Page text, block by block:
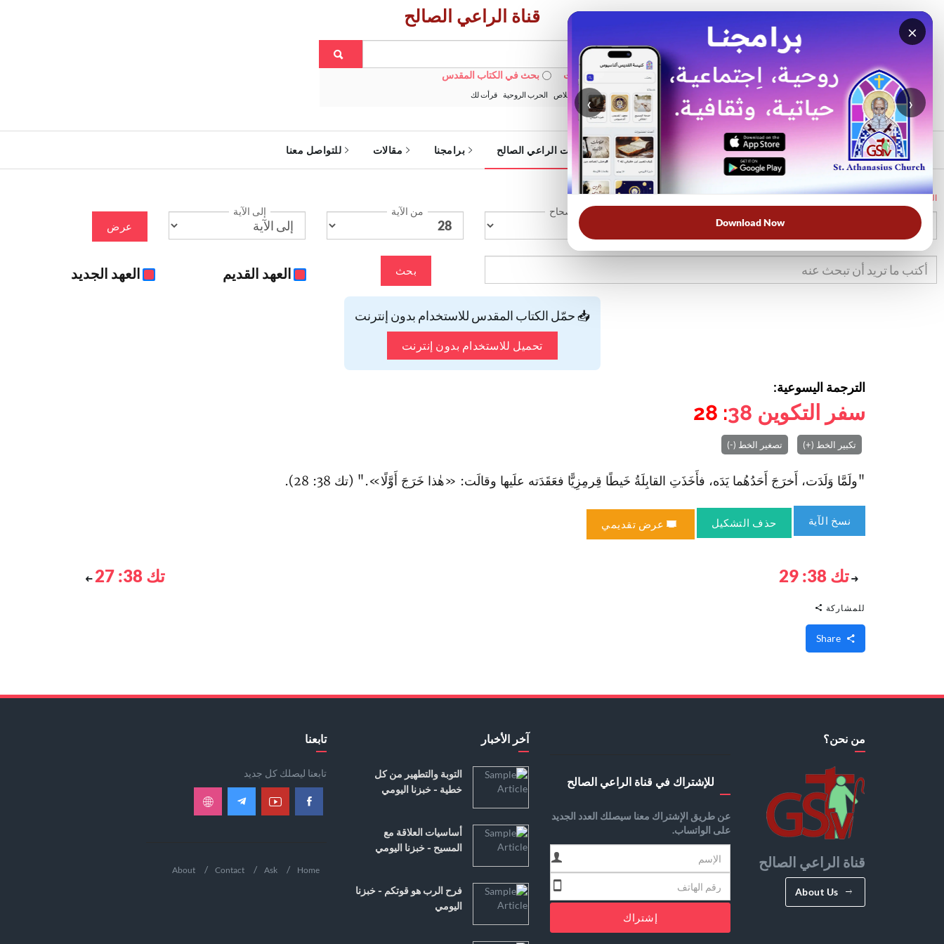
×
‹ ›
Download Now
قناة الراعي الصالح
بحث في الويبسايت بحث في الكتاب المقدس
الأكثر بحثًا: خبزنا اليومي الخلاص الحرب الروحية قرأت لك
الرئيسية خدمات الراعي الصالح برامجنا مقالات للتواصل معنا
الرئيسية
الإصحاح من الآية إلى الآية
عرض
بحث العهد القديم العهد الجديد
📥 حمّل الكتاب المقدس للاستخدام بدون إنترنت
تحميل للاستخدام بدون إنترنت
الترجمة اليسوعية:
سفر التكوين 38
: 28
تكبير الخط (+) تصغير الخط (-)
"ولَمَّا وَلَدَت، أَخرَجَ أَحَدُهُما يَدَه، فأَخَذَتِ القابِلَةُ خَيطًا قِرمِزِيًّا فعَقَدَته علَيها وقالَت: «هٰذا خَرَجَ أَوَّلًا»." (تك 38: 28).
نسخ الآية حذف التشكيل عرض تقديمي
تك 38: 29 تك 38: 27
للمشاركة
من نحن؟
قناة الراعي الصالح
About Us
للإشتراك في قناة الراعي الصالح
عن طريق الإشتراك معنا سيصلك العدد الجديد
على الواتساب.
إشتراك
آخر الأخبار
التوبة والتطهير من كل
خطية - خبزنا اليومي
أساسيات العلاقة مع
المسيح - خبزنا اليومي
فرح الرب هو قوتكم - خبزنا
اليومي
تابعنا
تابعنا ليصلك كل جديد
Home
Ask
Contact
About